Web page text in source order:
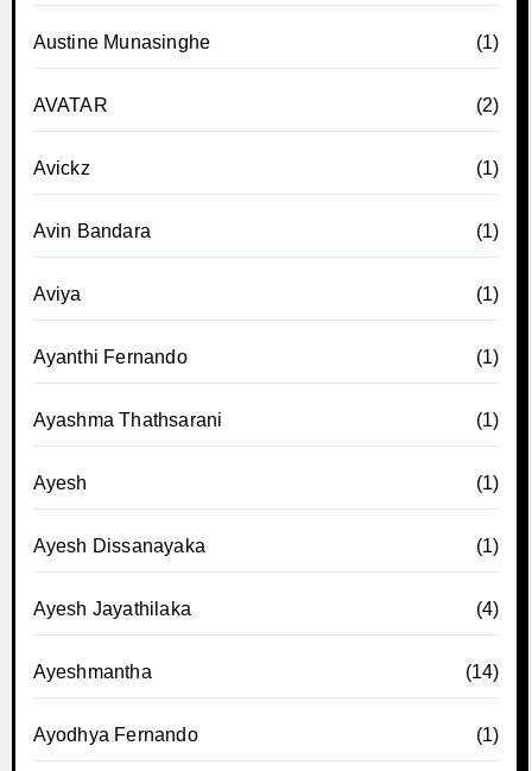
Austine Munasinghe (1)
AVATAR (2)
Avickz (1)
Avin Bandara (1)
Aviya (1)
Ayanthi Fernando (1)
Ayashma Thathsarani (1)
Ayesh (1)
Ayesh Dissanayaka (1)
Ayesh Jayathilaka (4)
Ayeshmantha (14)
Ayodhya Fernando (1)